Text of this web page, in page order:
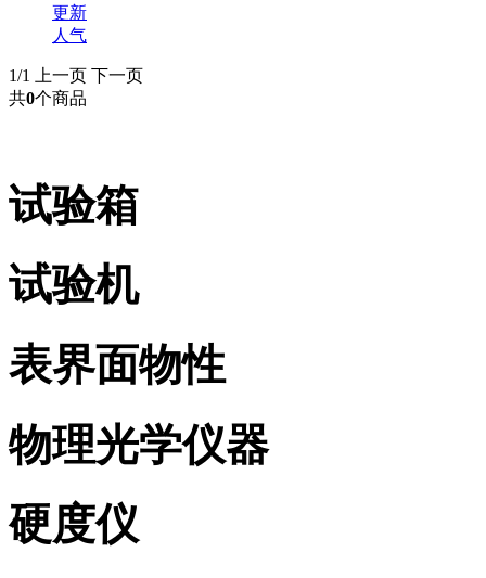
更新
人气
1/1 上一页 下一页
共0个商品
试验箱
试验机
表界面物性
物理光学仪器
硬度仪